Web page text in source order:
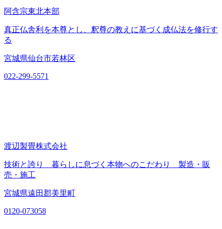
阿含宗東北本部
真正仏舎利を本尊とし、釈尊の教えに基づく成仏法を修行す
る
宮城県仙台市若林区
022-299-5571
渡辺製畳株式会社
技術と誇り 暮らしに息づく本物へのこだわり 製造・販
売・施工
宮城県遠田郡美里町
0120-073058